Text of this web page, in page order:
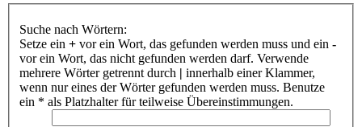
Suche nach Wörtern:
Setze ein + vor ein Wort, das gefunden werden muss und ein -
vor ein Wort, das nicht gefunden werden darf. Verwende
mehrere Wörter getrennt durch | innerhalb einer Klammer,
wenn nur eines der Wörter gefunden werden muss. Benutze
ein * als Platzhalter für teilweise Übereinstimmungen.